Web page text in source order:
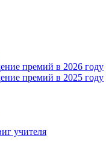
премий в 2026 году
премий в 2025 году
учителя